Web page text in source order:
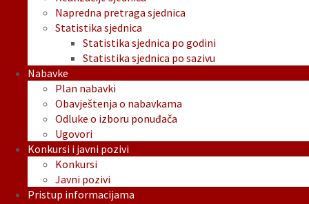
Napredna pretraga sjednica
Statistika sjednica
Statistika sjednica po godini
Statistika sjednica po sazivu
Nabavke
Plan nabavki
Obavještenja o nabavkama
Odluke o izboru ponuđača
Ugovori
Konkursi i javni pozivi
Konkursi
Javni pozivi
Pristup informacijama